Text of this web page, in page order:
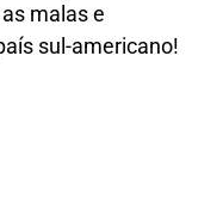
malas e
sul-americano!